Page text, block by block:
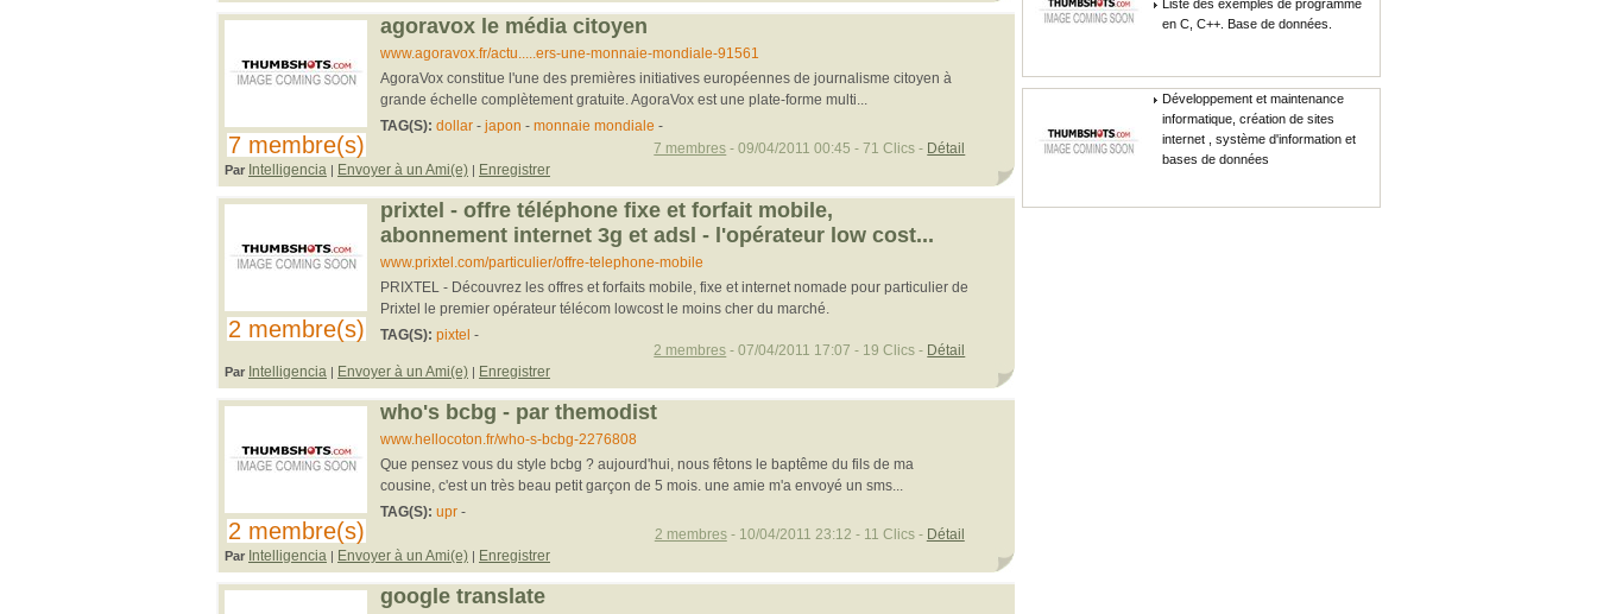
7 membre(s)
agoravox le média citoyen
www.agoravox.fr/actu.....ers-une-monnaie-mondiale-91561
AgoraVox constitue l'une des premières initiatives européennes de journalisme citoyen à
grande échelle complètement gratuite. AgoraVox est une plate-forme multi...
TAG(S): dollar- japon - monnaie mondiale -
Par Intelligencia | Envoyer à un Ami(e) | Enregistrer
7 membres - 09/04/2011 00:45 - 71 Clics - Détail
2 membre(s)
prixtel - offre téléphone fixe et forfait mobile,
abonnement internet 3g et adsl - l'opérateur low cost...
www.prixtel.com/particulier/offre-telephone-mobile
PRIXTEL - Découvrez les offres et forfaits mobile, fixe et internet nomade pour particulier de
Prixtel le premier opérateur télécom lowcost le moins cher du marché.
TAG(S): pixtel -
Par Intelligencia | Envoyer à un Ami(e) | Enregistrer
2 membres - 07/04/2011 17:07 - 19 Clics - Détail
2 membre(s)
who's bcbg - par themodist
www.hellocoton.fr/who-s-bcbg-2276808
Que pensez vous du style bcbg ? aujourd'hui, nous fêtons le baptême du fils de ma
cousine, c'est un très beau petit garçon de 5 mois. une amie m'a envoyé un sms...
TAG(S): upr -
Par Intelligencia | Envoyer à un Ami(e) | Enregistrer
2 membres- 10/04/2011 23:12 - 11 Clics - Détail
google translate
Liste des exemples de programme
en C, C++. Base de données.
Développement et maintenance
informatique, création de sites
internet , système d'information et
bases de données